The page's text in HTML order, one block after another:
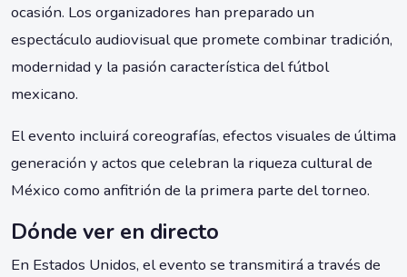
ocasión. Los organizadores han preparado un
espectáculo audiovisual que promete combinar tradición,
modernidad y la pasión característica del fútbol
mexicano.
El evento incluirá coreografías, efectos visuales de última
generación y actos que celebran la riqueza cultural de
México como anfitrión de la primera parte del torneo.
Dónde ver en directo
En Estados Unidos, el evento se transmitirá a través de